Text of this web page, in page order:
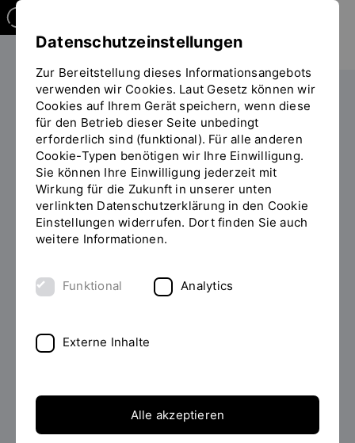
PERSONEN
Prof. Dr.-Ing. Thomas Schaeffer
Zum Personenverzeichnis
Datenschutzeinstellungen
Zur Bereitstellung dieses Informationsangebots
verwenden wir Cookies. Laut Gesetz können wir
Cookies auf Ihrem Gerät speichern, wenn diese
für den Betrieb dieser Seite unbedingt
erforderlich sind (funktional). Für alle anderen
Cookie-Typen benötigen wir Ihre Einwilligung.
Sie können Ihre Einwilligung jederzeit mit
Wirkung für die Zukunft in unserer unten
verlinkten Datenschutzerklärung in den Cookie
Einstellungen widerrufen. Dort finden Sie auch
weitere Informationen.
Funktional Analytics
Externe Inhalte
Alle akzeptieren